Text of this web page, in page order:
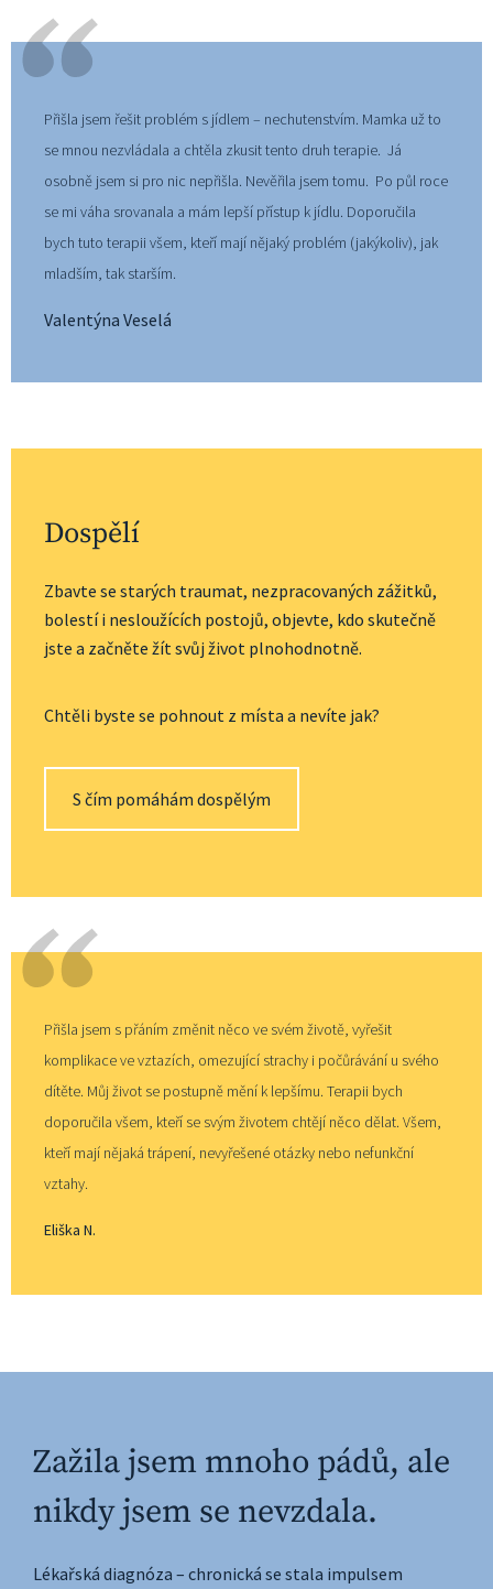
Přišla jsem řešit problém s jídlem – nechutenstvím. Mamka už to
se mnou nezvládala a chtěla zkusit tento druh terapie.  Já
osobně jsem si pro nic nepřišla. Nevěřila jsem tomu.  Po půl roce
se mi váha srovanala a mám lepší přístup k jídlu. Doporučila
bych tuto terapii všem, kteří mají nějaký problém (jakýkoliv), jak
mladším, tak starším.
⁠Valentýna Veselá
Dospělí
Zbavte se starých traumat, nezpracovaných zážitků,
bolestí i nesloužících postojů, objevte, kdo skutečně
jste a začněte žít svůj život plnohodnotně.
Chtěli byste se pohnout z místa a nevíte jak?
S čím pomáhám dospělým
Přišla jsem s přáním změnit něco ve svém životě, vyřešit
komplikace ve vztazích, omezující strachy i počůrávání u svého
dítěte. Můj život se postupně mění k lepšímu. Terapii bych
doporučila všem, kteří se svým životem chtějí něco dělat. Všem,
kteří mají nějaká trápení, nevyřešené otázky nebo nefunkční
vztahy.
⁠Eliška N.
Zažila jsem mnoho pádů, ale
nikdy jsem se nevzdala.
Lékařská diagnóza – chronická se stala impulsem